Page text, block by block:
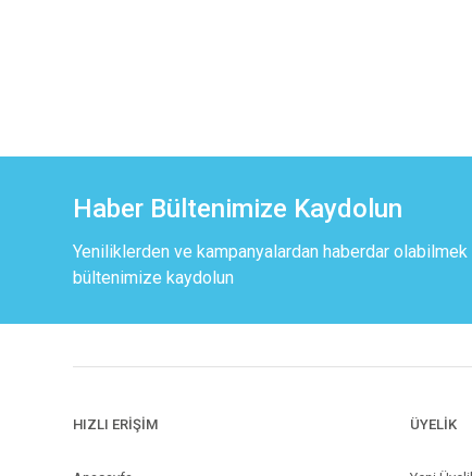
Haber Bültenimize Kaydolun
Yeniliklerden ve kampanyalardan haberdar
bültenimize kaydolun
HIZLI ERİŞİM ÜYELİK